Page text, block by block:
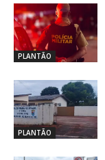
PLANTÃO
PLANTÃO